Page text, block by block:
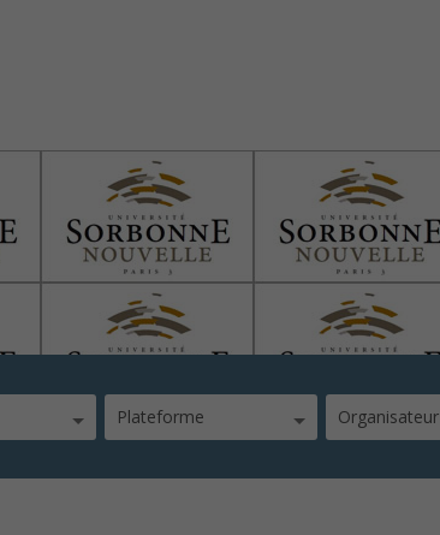
Plateforme Organisateur